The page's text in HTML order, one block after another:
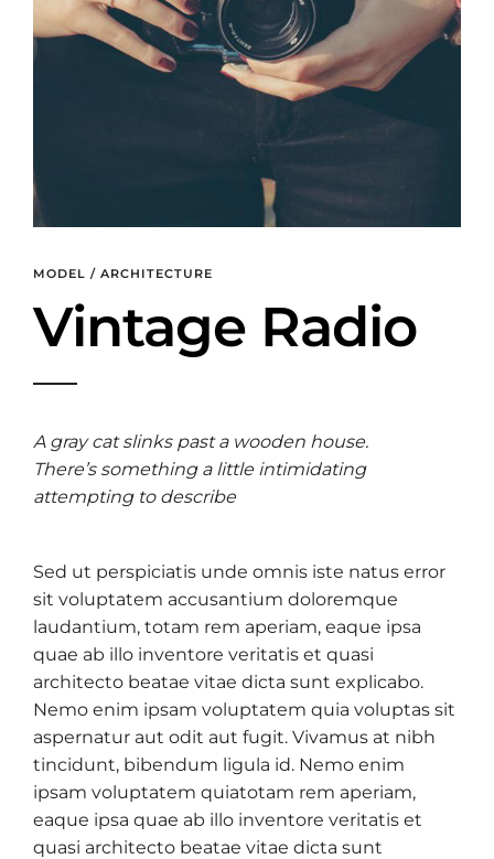
MODEL / ARCHITECTURE
Vintage Radio
A gray cat slinks past a wooden house.
There’s something a little intimidating
attempting to describe
Sed ut perspiciatis unde omnis iste natus error
sit voluptatem accusantium doloremque
laudantium, totam rem aperiam, eaque ipsa
quae ab illo inventore veritatis et quasi
architecto beatae vitae dicta sunt explicabo.
Nemo enim ipsam voluptatem quia voluptas sit
aspernatur aut odit aut fugit. Vivamus at nibh
tincidunt, bibendum ligula id. Nemo enim
ipsam voluptatem quiatotam rem aperiam,
eaque ipsa quae ab illo inventore veritatis et
quasi architecto beatae vitae dicta sunt